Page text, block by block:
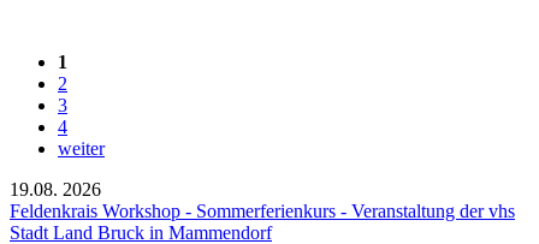
1
2
3
4
weiter
19.08. 2026
Feldenkrais Workshop - Sommerferienkurs - Veranstaltung der vhs
Stadt Land Bruck in Mammendorf